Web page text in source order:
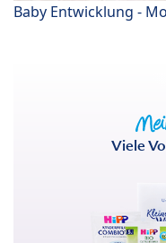
Baby Entwicklung -
Viele